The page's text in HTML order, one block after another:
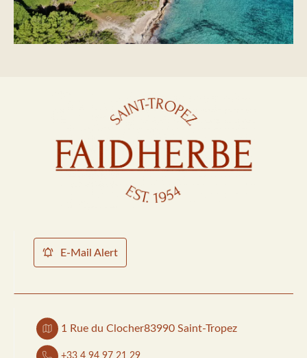
E-Mail Alert
1 Rue du Clocher83990 Saint-Tropez
+33 4 94 97 21 29